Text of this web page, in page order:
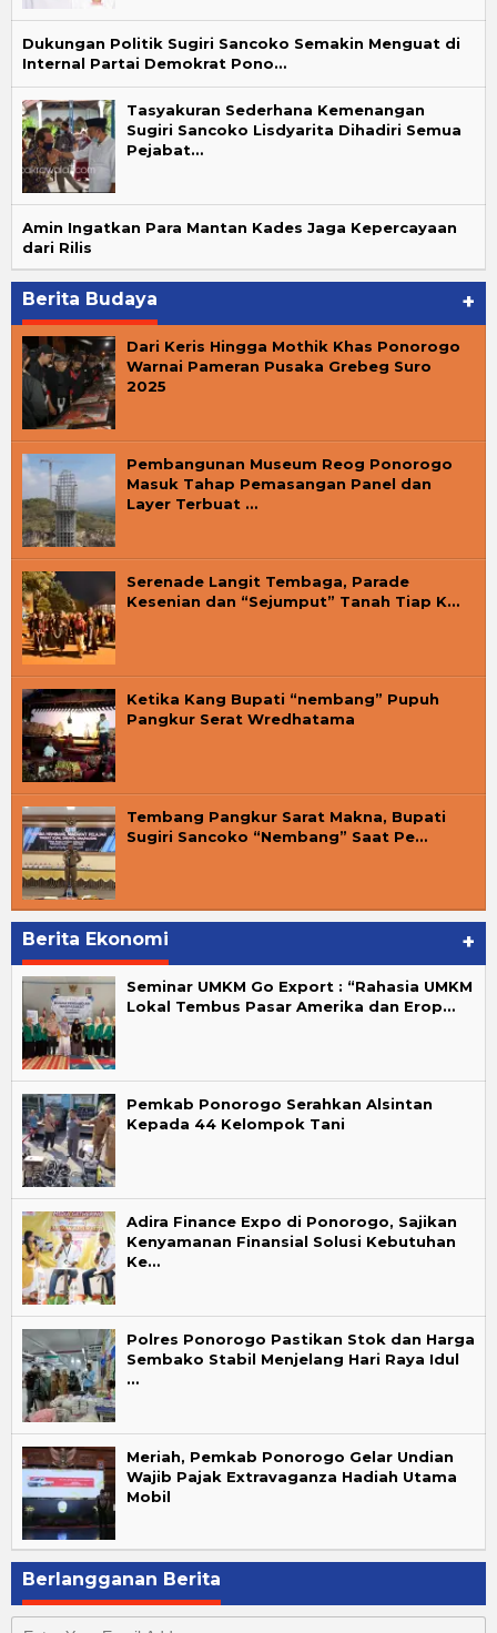
Dukungan Politik Sugiri Sancoko Semakin Menguat di
Internal Partai Demokrat Pono…
Tasyakuran Sederhana Kemenangan
Sugiri Sancoko Lisdyarita Dihadiri Semua
Pejabat…
Amin Ingatkan Para Mantan Kades Jaga Kepercayaan
dari Rilis
Berita Budaya +
Dari Keris Hingga Mothik Khas Ponorogo
Warnai Pameran Pusaka Grebeg Suro
2025
Pembangunan Museum Reog Ponorogo
Masuk Tahap Pemasangan Panel dan
Layer Terbuat …
Serenade Langit Tembaga, Parade
Kesenian dan “Sejumput” Tanah Tiap K…
Ketika Kang Bupati “nembang” Pupuh
Pangkur Serat Wredhatama
Tembang Pangkur Sarat Makna, Bupati
Sugiri Sancoko “Nembang” Saat Pe…
Berita Ekonomi +
Seminar UMKM Go Export : “Rahasia UMKM
Lokal Tembus Pasar Amerika dan Erop…
Pemkab Ponorogo Serahkan Alsintan
Kepada 44 Kelompok Tani
Adira Finance Expo di Ponorogo, Sajikan
Kenyamanan Finansial Solusi Kebutuhan
Ke…
Polres Ponorogo Pastikan Stok dan Harga
Sembako Stabil Menjelang Hari Raya Idul
…
Meriah, Pemkab Ponorogo Gelar Undian
Wajib Pajak Extravaganza Hadiah Utama
Mobil
Berlangganan Berita